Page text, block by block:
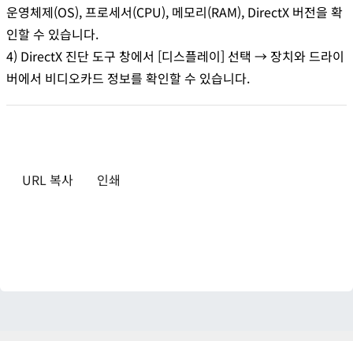
운영체제(OS), 프로세서(CPU), 메모리(RAM), DirectX 버전을 확
인할 수 있습니다.
4) DirectX 진단 도구 창에서 [디스플레이] 선택 → 장치와 드라이
버에서 비디오카드 정보를 확인할 수 있습니다.
URL 복사 인쇄